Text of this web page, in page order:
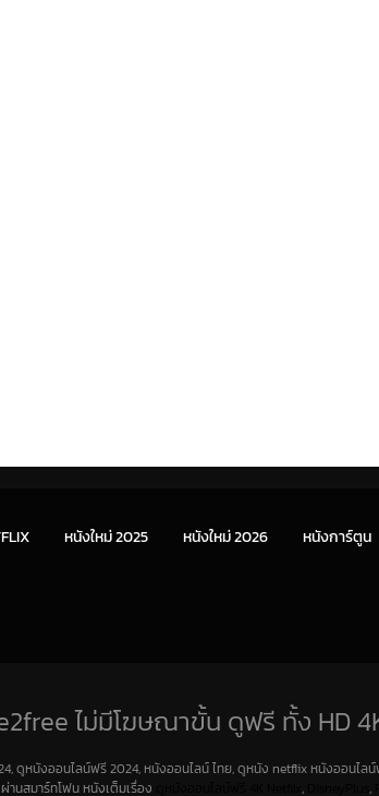
หนังใหม่ 2025 หนังใหม่ 2026 หนังการ์ตูน
ไม่มีโฆษณาขั้น ดูฟรี ทั้ง HD
ดูหนังออนไลน์ฟรี 2024, หนังออนไลน์ ไทย, ดูหนัง netflix หนังออนไล
านสมาร์ทโฟน หนังเต็มเรื่อง , ,